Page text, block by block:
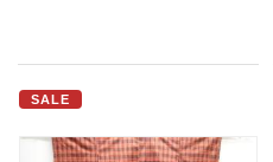
SALE